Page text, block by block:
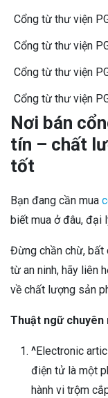
Cổng từ thư viện
Cổng từ thư viện
Cổng từ thư viện
Cổng từ thư viện
Nơi bán
tín – chất
tốt
Bạn đang cần mua
biết mua ở đâu, đại
Đừng chần chừ, bất
từ an ninh, hãy liên
về chất lượng sản
Thuật ngữ chuyên
^Electronic
điện tử là một
hành vi trộm